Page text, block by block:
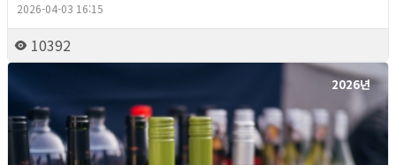
2026-04-03 16:15
10392
2026년